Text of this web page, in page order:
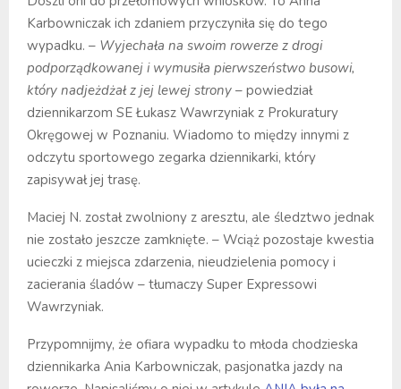
Karbowniczak ich zdaniem przyczyniła się do tego
wypadku. – Wyjechała na swoim rowerze z drogi
podporządkowanej i wymusiła pierwszeństwo busowi,
który nadjeżdżał z jej lewej strony – powiedział
dziennikarzom SE Łukasz Wawrzyniak z Prokuratury
Okręgowej w Poznaniu. Wiadomo to między innymi z
odczytu sportowego zegarka dziennikarki, który
zapisywał jej trasę.
Maciej N. został zwolniony z aresztu, ale śledztwo jednak
nie zostało jeszcze zamknięte. – Wciąż pozostaje kwestia
ucieczki z miejsca zdarzenia, nieudzielenia pomocy i
zacierania śladów – tłumaczy Super Expressowi
Wawrzyniak.
Przypomnijmy, że ofiara wypadku to młoda chodzieska
dziennikarka Ania Karbowniczak, pasjonatka jazdy na